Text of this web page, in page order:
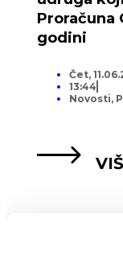
Proračuna
godini
Čet,
13:44
Novosti,